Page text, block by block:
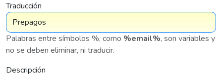
Traducción
Palabras entre símbolos %, como %email%, son variables y
no se deben eliminar, ni traducir.
Descripción